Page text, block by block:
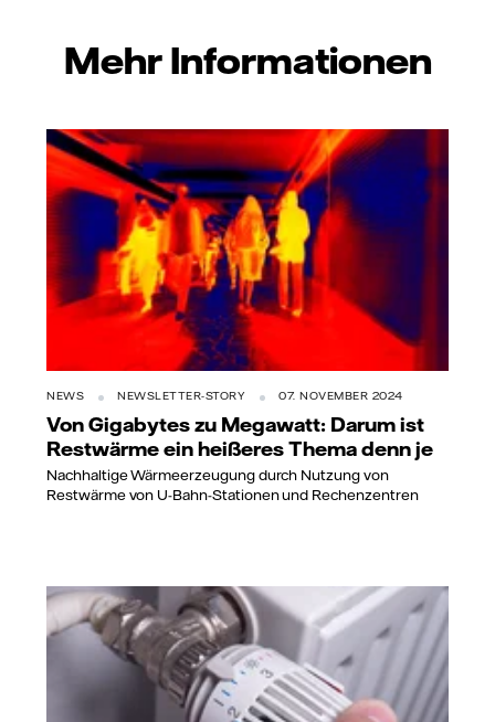
Mehr Informationen
NEWS NEWSLETTER-STORY 07. NOVEMBER 2024
Von Gigabytes zu Megawatt: Darum ist
Restwärme ein heißeres Thema denn je
Nachhaltige Wärmeerzeugung durch Nutzung von
Restwärme von U-Bahn-Stationen und Rechenzentren